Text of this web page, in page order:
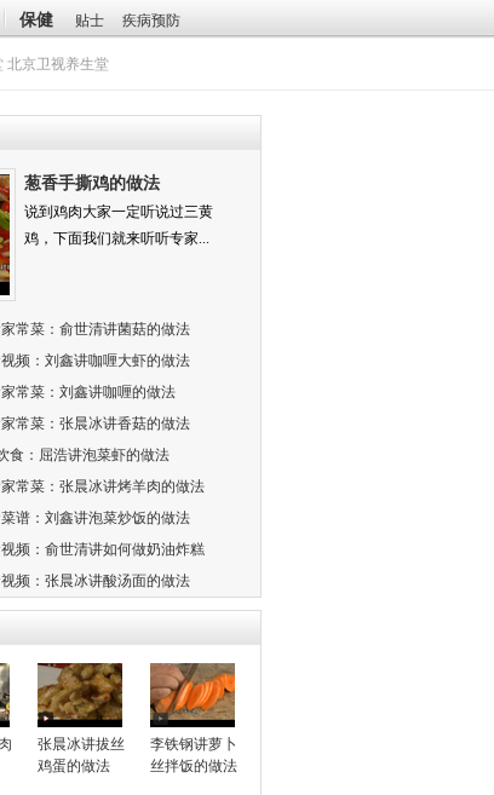
保健 贴士 疾病预防
北京卫视养生堂
葱香手撕鸡的做法
说到鸡肉大家一定听说过三黄
鸡，下面我们就来听听专家...
常菜：俞世清讲菌菇的做法
频：刘鑫讲咖喱大虾的做法
常菜：刘鑫讲咖喱的做法
常菜：张晨冰讲香菇的做法
食：屈浩讲泡菜虾的做法
常菜：张晨冰讲烤羊肉的做法
谱：刘鑫讲泡菜炒饭的做法
频：俞世清讲如何做奶油炸糕
频：张晨冰讲酸汤面的做法
张晨冰讲拔丝
鸡蛋的做法
李铁钢讲萝卜
丝拌饭的做法